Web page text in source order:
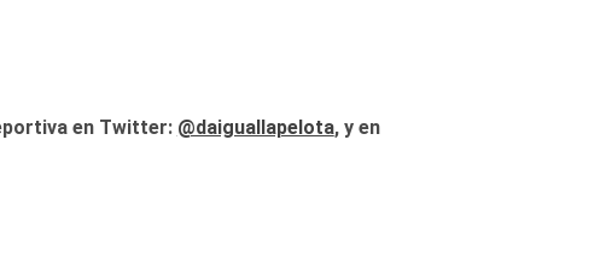
en Twitter: @daiguallapelota, y en